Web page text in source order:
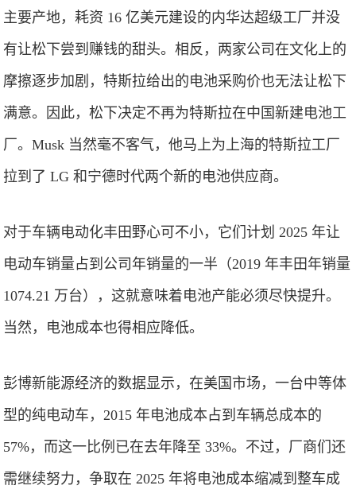
主要产地，耗资 16 亿美元建设的内华达超级工厂并没
有让松下尝到赚钱的甜头。相反，两家公司在文化上的
摩擦逐步加剧，特斯拉给出的电池采购价也无法让松下
满意。因此，松下决定不再为特斯拉在中国新建电池工
厂。Musk 当然毫不客气，他马上为上海的特斯拉工厂
拉到了 LG 和宁德时代两个新的电池供应商。
对于车辆电动化丰田野心可不小，它们计划 2025 年让
电动车销量占到公司年销量的一半（2019 年丰田年销量
1074.21 万台），这就意味着电池产能必须尽快提升。
当然，电池成本也得相应降低。
彭博新能源经济的数据显示，在美国市场，一台中等体
型的纯电动车，2015 年电池成本占到车辆总成本的
57%，而这一比例已在去年降至 33%。不过，厂商们还
需继续努力，争取在 2025 年将电池成本缩减到整车成